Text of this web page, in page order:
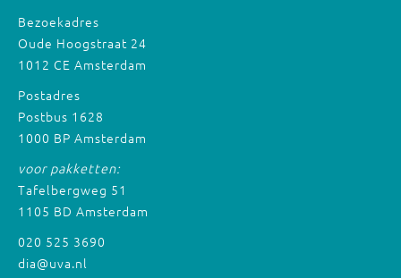
Bezoekadres
Oude Hoogstraat 24
1012 CE Amsterdam
Postadres
Postbus 1628
1000 BP Amsterdam
voor pakketten:
Tafelbergweg 51
1105 BD Amsterdam
020 525 3690
dia@uva.nl